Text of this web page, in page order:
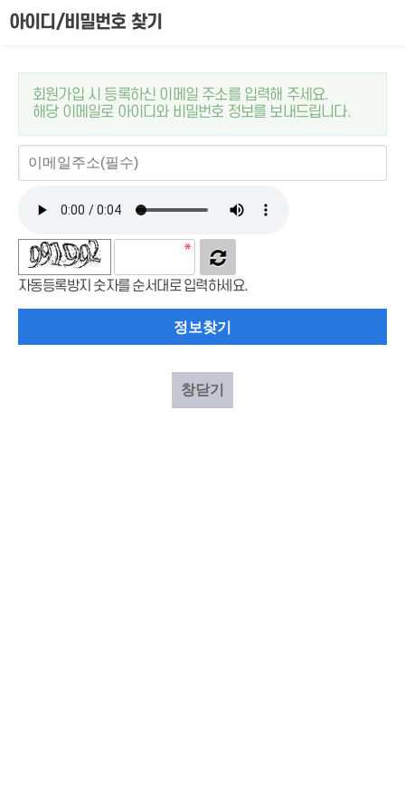
아이디/비밀번호 찾기
회원가입 시 등록하신 이메일 주소를 입력해 주세요.
해당 이메일로 아이디와 비밀번호 정보를 보내드립니다.
자동등록방지 숫자를 순서대로 입력하세요.
창닫기